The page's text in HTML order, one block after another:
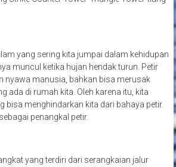
yang sering kita jumpai dalam kehidupan
muncul ketika hujan hendak turun. Petir
nyawa manusia, bahkan bisa merusak
ada di rumah kita. Oleh karena itu, kita
bisa menghindarkan kita dari bahaya petir.
penangkal petir.
yang terdiri dari serangkaian jalur